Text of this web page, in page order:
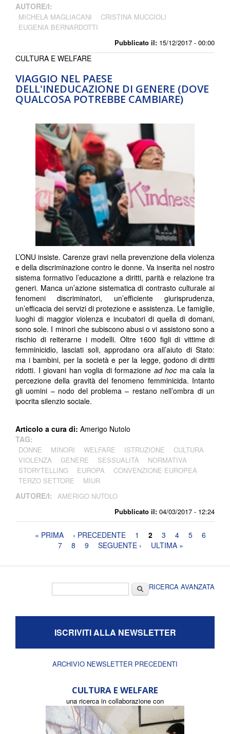
Pubblicato il: 15/12/2017 - 00:00
AUTORE/I:
MICHELA MAGLIACANI
CRISTINA MUCCIOLI
EUGENIA BERNARDOTTI
VIAGGIO NEL PAESE
DELL'INEDUCAZIONE DI GENERE (DOVE
QUALCOSA POTREBBE CAMBIARE)
Pubblicato il: 04/03/2017 - 12:24
CULTURA E WELFARE
L’ONU insiste. Carenze gravi nella prevenzione della violenza
e della discriminazione contro le donne. Va inserita nel nostro
sistema formativo l’educazione a diritti, parità e relazione tra
generi. Manca un’azione sistematica di contrasto culturale ai
fenomeni discriminatori, un’efficiente giurisprudenza,
un’efficacia dei servizi di protezione e assistenza. Le famiglie,
luoghi di maggior violenza e incubatori di quella di domani,
sono sole. I minori che subiscono abusi o vi assistono sono a
rischio di reiterarne i modelli. Oltre 1600 figli di vittime di
femminicidio, lasciati soli, approdano ora all’aiuto di Stato:
ma i bambini, per la società e per la legge, godono di diritti
ridotti. I giovani han voglia di formazione ad hoc ma cala la
percezione della gravità del fenomeno femminicida. Intanto
gli uomini – nodo del problema – restano nell’ombra di un
ipocrita silenzio sociale.
Articolo a cura di: Amerigo Nutolo
TAG:
DONNE MINORI WELFARE ISTRUZIONE
CULTURA
VIOLENZA
GENERE SESSUALITÀ
NORMATIVA
STORYTELLING
EUROPA
CONVENZIONE EUROPEA
TERZO SETTORE
MIUR
AUTORE/I: AMERIGO NUTOLO
Pagine« PRIMA ‹ PRECEDENTE 1 2 3 4 5
6
7
8 9 SEGUENTE › ULTIMA »
CercaRICERCA AVANZATA
ISCRIVITI ALLA NEWSLETTER
ARCHIVIO NEWSLETTER PRECEDENTI
CULTURA E WELFARE
una ricerca in collaborazione con